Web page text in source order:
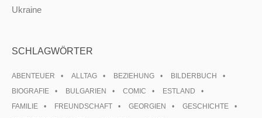
Ukraine
SCHLAGWÖRTER
ABENTEUER ALLTAG BEZIEHUNG
BILDERBUCH
BIOGRAFIE
BULGARIEN COMIC
ESTLAND
FAMILIE
FREUNDSCHAFT GEORGIEN
GESCHICHTE